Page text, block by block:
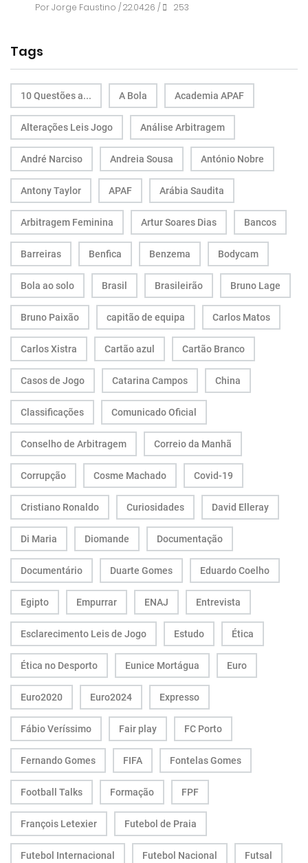
PorJorge Faustino / 22.04.26 / 253
Tags
10 Questões a... A Bola Academia APAF
Alterações Leis Jogo Análise Arbitragem
André Narciso Andreia Sousa António Nobre
Antony Taylor APAF Arábia Saudita
Arbitragem Feminina Artur Soares Dias Bancos
Barreiras Benfica Benzema Bodycam
Bola ao solo Brasil Brasileirão Bruno Lage
Bruno Paixão capitão de equipa Carlos Matos
Carlos Xistra Cartão azul Cartão Branco
Casos de Jogo Catarina Campos China
Classificações Comunicado Oficial
Conselho de Arbitragem Correio da Manhã
Corrupção Cosme Machado Covid-19
Cristiano Ronaldo Curiosidades David Elleray
Di Maria Diomande Documentação
Documentário Duarte Gomes Eduardo Coelho
Egipto Empurrar ENAJ Entrevista
Esclarecimento Leis de Jogo Estudo Ética
Ética no Desporto Eunice Mortágua Euro
Euro2020 Euro2024 Expresso
Fábio Veríssimo Fair play FC Porto
Fernando Gomes FIFA Fontelas Gomes
Football Talks Formação FPF
François Letexier Futebol de Praia
Futebol Internacional Futebol Nacional Futsal